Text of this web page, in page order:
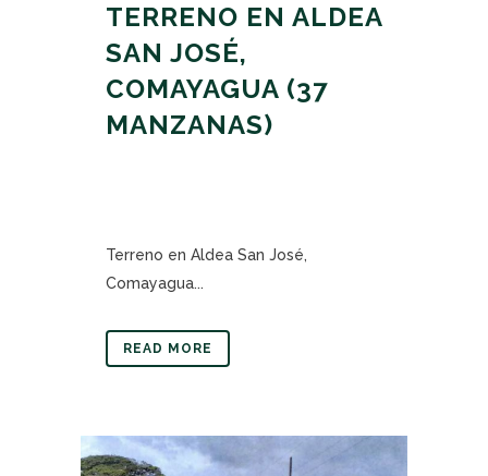
TERRENO EN ALDEA
SAN JOSÉ,
COMAYAGUA (37
MANZANAS)
Terreno en Aldea San José,
Comayagua...
READ MORE